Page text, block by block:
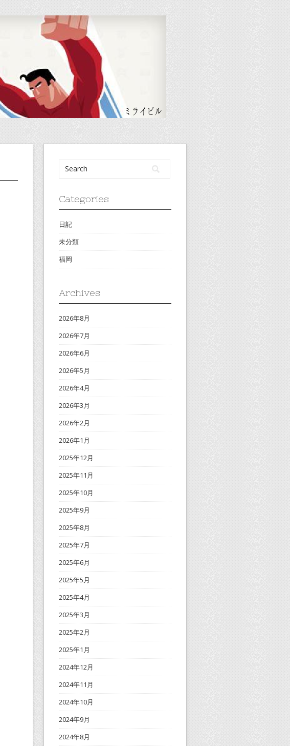
Categories
日記
未分類
福岡
Archives
2026年8月
2026年7月
2026年6月
2026年5月
2026年4月
2026年3月
2026年2月
2026年1月
2025年12月
2025年11月
2025年10月
2025年9月
2025年8月
2025年7月
2025年6月
2025年5月
2025年4月
2025年3月
2025年2月
2025年1月
2024年12月
2024年11月
2024年10月
2024年9月
2024年8月